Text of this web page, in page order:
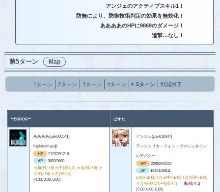
アンジェのアクティブスキル1！
防無により、防御技術判定の効果を無効化！
ああああのHPに9869のダメージ！
追撃…なし！
第5ターン Map
1ターン 2ターン 3ターン 4ターン 5ターン 戦闘終了
**ERROR** ぱすた
ああああ(p3x006541)
hxjileksma;idjl
HP
21293/91216
AP
3620/3680
カ超(残り8) カ中(残り8) カ遠(残り8) カ
近(残り8) カ至(残り8)
(4.00, 0.00, 0.00)
アンジェ(p3x010347)
アンジェリカ・フォン・ヴァレンタイン
のアバター
HP
22852/43232
AP
19481/20811
EXA+11(残り7) 命中+1(残り7) 回避+1(残
り7) 特殊抵抗+4(残り7)
毒(残り1)
(5.00, 0.00, 0.00)